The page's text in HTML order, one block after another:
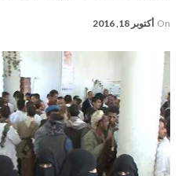
On أكتوبر 18, 2016